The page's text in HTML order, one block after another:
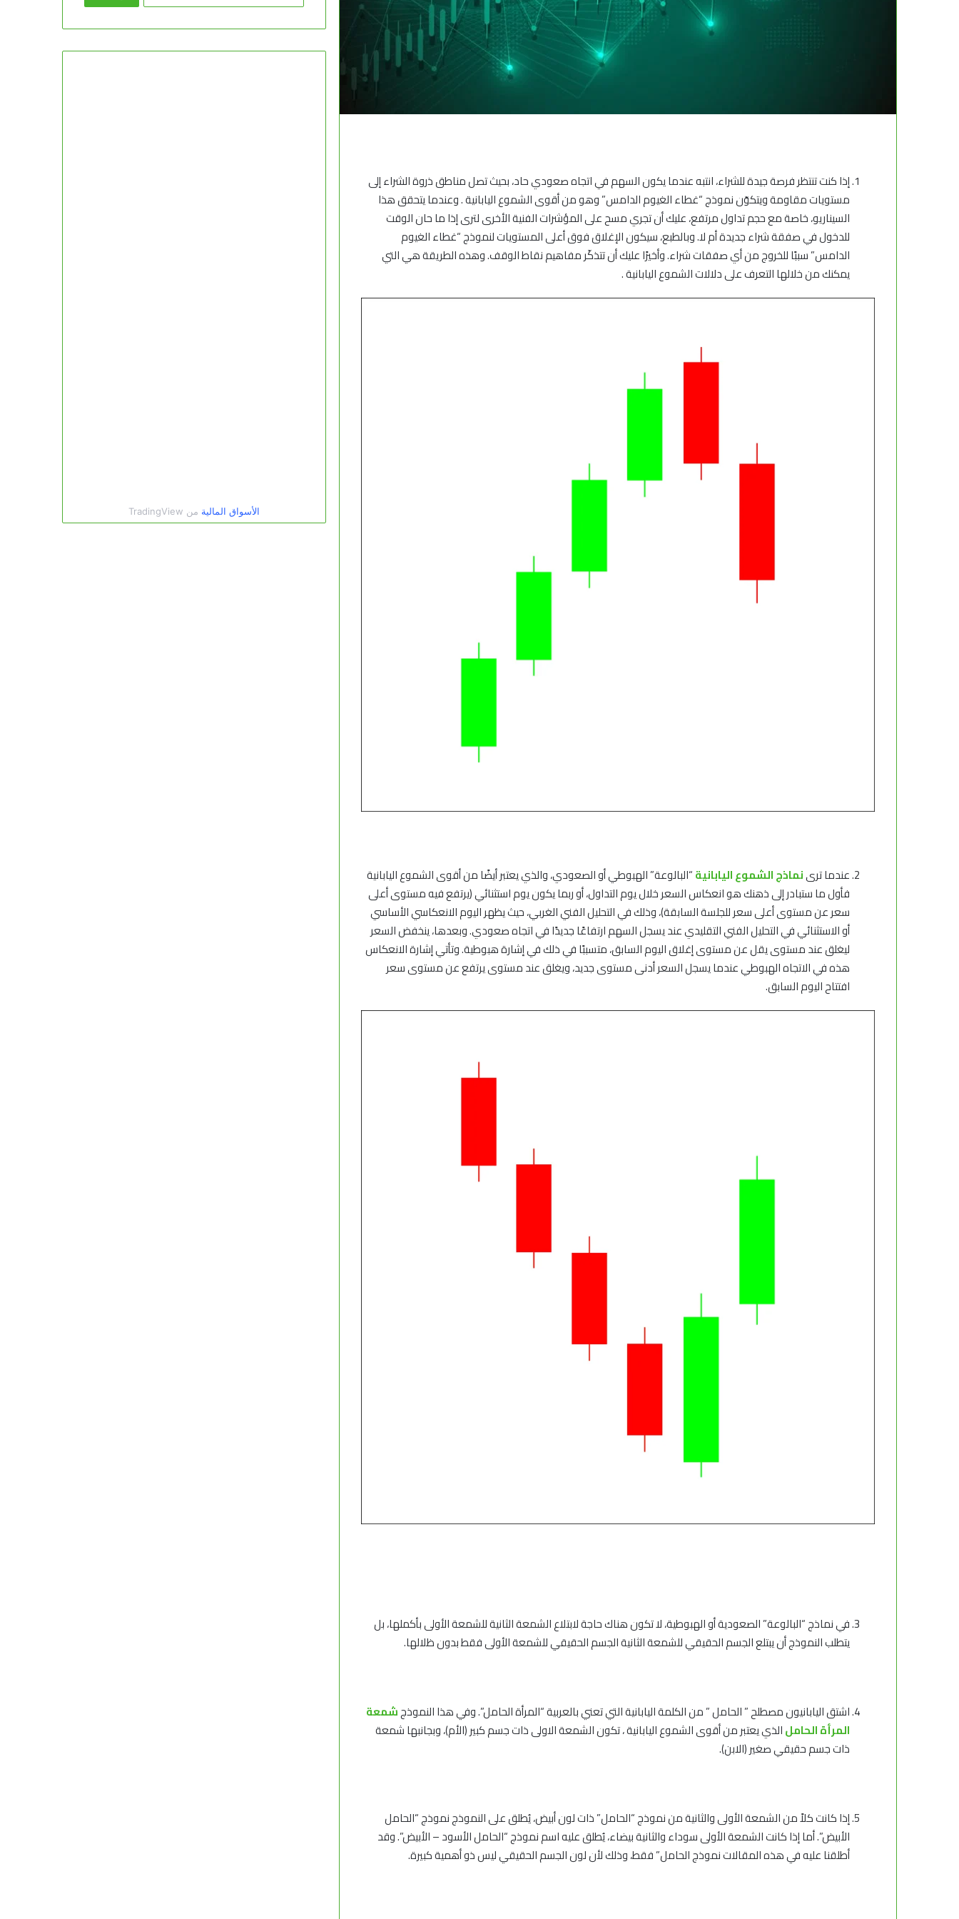
إذا كنت تنتظر فرصة جيدة للشراء، انتبه عندما يكون السهم في اتجاه صعودي حاد، بحيث تصل مناطق ذروة الشراء إلى
مستويات مقاومة ويتكوّن نموذج “غطاء الغيوم الدامس” وهو من أقوى الشموع اليابانية . وعندما يتحقق هذا
السيناريو، خاصة مع حجم تداول مرتفع، عليك أن تجري مسح على المؤشرات الفنية الأخرى لترى إذا ما حان الوقت
للدخول في صفقة شراء جديدة أم لا. وبالطبع، سيكون الإغلاق فوق أعلى المستويات لنموذج “غطاء الغيوم
الدامس” سببًا للخروج من أي صفقات شراء. وأخيرًا عليك أن تتذكّر مفاهيم نقاط الوقف. وهذه الطريقة هي التي
يمكنك من خلالها التعرف على دلالات الشموع اليابانية .
عندما ترىنماذج الشموع اليابانية“البالوعة” الهبوطي أو الصعودي، والذي يعتبر أيضًا من أقوى الشموع اليابانية
فأول ما ستبادر إلى ذهنك هو انعكاس السعر خلال يوم التداول، أو ربما يكون يوم استثنائي (يرتفع فيه مستوى أعلى
سعر عن مستوى أعلى سعر للجلسة السابقة)، وذلك في التحليل الفني الغربي، حيث يظهر اليوم الانعكاسي الأساسي
أو الاستثنائي في التحليل الفني التقليدي عند يسجل السهم ارتفاعًا جديدًا في اتجاه صعودي. وبعدها، ينخفض السعر
ليغلق عند مستوى يقل عن مستوى إغلاق اليوم السابق، متسببًا في ذلك في إشارة هبوطية. وتأتي إشارة الانعكاس
هذه في الاتجاه الهبوطي عندما يسجل السعر أدنى مستوى جديد، ويغلق عند مستوى يرتفع عن مستوى سعر
افتتاح اليوم السابق.
في نماذج “البالوعة” الصعودية أو الهبوطية، لا تكون هناك حاجة لابتلاع الشمعة الثانية للشمعة الأولى بأكملها، بل
يتطلب النموذج أن يبتلع الجسم الحقيقي للشمعة الثانية الجسم الحقيقي للشمعة الأولى فقط بدون ظلالها.
اشتق اليابانيون مصطلح ” الحامل ” من الكلمة اليابانية التي تعني بالعربية “المرأة الحامل”. وفي هذا النموذجشمعة
المرأة الحاملالذي يعتبر من أقوى الشموع اليابانية ، تكون الشمعة الاولى ذات جسم كبير (الأم)، وبجانبها شمعة
ذات جسم حقيقي صغير (الابن).
إذا كانت كلاً من الشمعة الأولى والثانية من نموذج “الحامل” ذات لون أبيض، يُطلق على النموذج نموذج “الحامل
الأبيض”. أما إذا كانت الشمعة الأولى سوداء والثانية بيضاء، يُطلق عليه اسم نموذج “الحامل الأسود – الأبيض”. وقد
أطلقنا عليه في هذه المقالات نموذج الحامل” فقط، وذلك لأن لون الجسم الحقيقي ليس ذو أهمية كبيرة.